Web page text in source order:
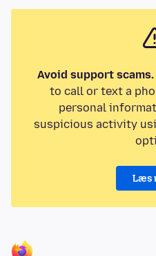
Avoid support scams.
to call or text a
personal
suspicious activity
Læs